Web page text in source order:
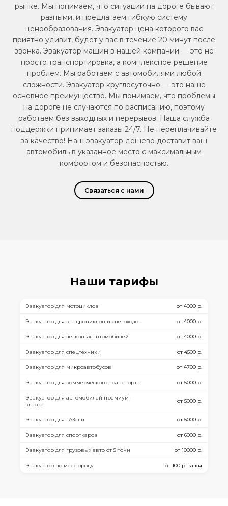
рынке. Мы понимаем, что ситуации на дороге бывают
разными, и предлагаем гибкую систему
ценообразования. Эвакуатор цена которого вас
приятно удивит, будет у вас в течение 20 минут после
звонка. Эвакуатор машин в нашей компании — это не
просто транспортировка, а комплексное решение
проблем. Мы работаем с автомобилями любой
сложности. Эвакуатор круглосуточно — это наше
основное преимущество. Мы понимаем, что проблемы
на дороге не случаются по расписанию, поэтому
работаем без выходных и перерывов. Наша служба
поддержки принимает заказы 24/7. Не переплачивайте
за качество! Наш эвакуатор дешево доставит ваш
автомобиль в указанное место с максимальным
комфортом и безопасностью.
Связаться с нами
Наши тарифы
Эвакуатор для мотоциклов от 4000 р.
Эвакуатор для квадроциклов и снегоходов от 4000 р.
Эвакуатор для легковых автомобилей от 4000 р.
Эвакуатор для спецтехники от 4500 р.
Эвакуатор для микроавтобусов от 4700 р.
Эвакуатор для коммерческого транспорта от 5000 р.
Эвакуатор для автомобилей премиум-
класса
от 5000 р.
Эвакуатор для ГАЗели от 5000 р.
Эвакуатор для спорткаров от 6000 р.
Эвакуатор для грузовых авто от 5 тонн от 10000 р.
Эвакуатор по межгороду от 100 р. за км